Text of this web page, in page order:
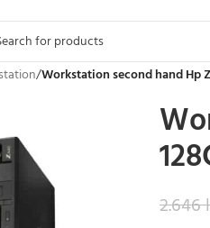
/Workstation second hand Hp
2.646